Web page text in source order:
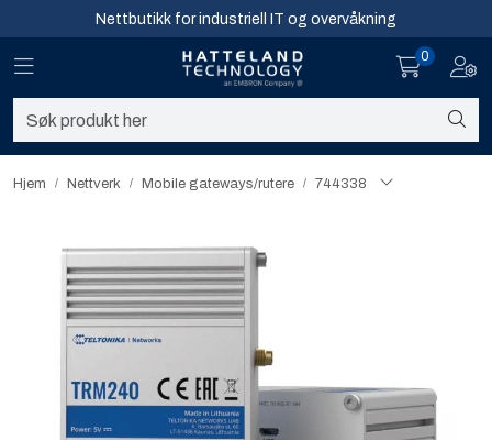
Skip to main contentNettbutikk for industriell IT og overvåkning
Toggle navigation
0
Hjem Nettverk Mobile gateways/rutere​ 744338
Nettverk
Software og analyse
Infosenter
Sikkerhet og overvåkning